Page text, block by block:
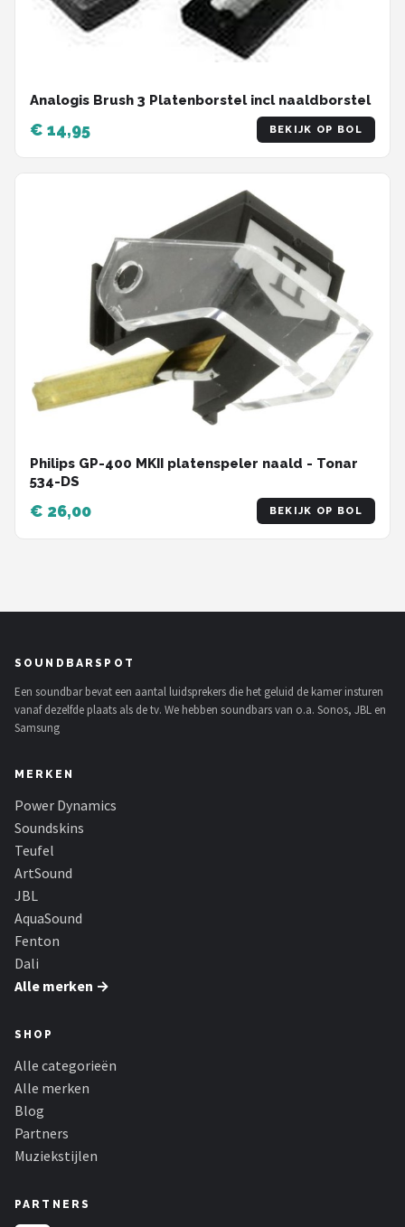
Analogis Brush 3 Platenborstel incl naaldborstel
€ 14,95 BEKIJK OP BOL
Philips GP-400 MKII platenspeler naald - Tonar
534-DS
€ 26,00 BEKIJK OP BOL
SOUNDBARSPOT
Een soundbar bevat een aantal luidsprekers die het geluid de kamer insturen
vanaf dezelfde plaats als de tv. We hebben soundbars van o.a. Sonos, JBL en
Samsung
MERKEN
Power Dynamics
Soundskins
Teufel
ArtSound
JBL
AquaSound
Fenton
Dali
Alle merken →
SHOP
Alle categorieën
Alle merken
Blog
Partners
Muziekstijlen
PARTNERS